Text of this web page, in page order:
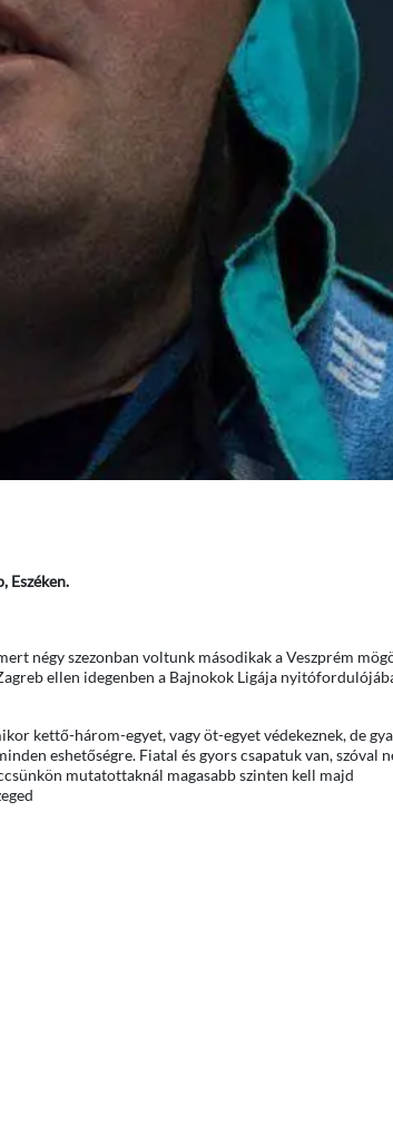
Eszéken.
négy szezonban voltunk másodikak a Veszprém
ellen idegenben a Bajnokok Ligája
kettő-három-egyet, vagy öt-egyet védekeznek, de
eshetőségre. Fiatal és gyors csapatuk van, szóval
mutatottaknál magasabb szinten kell majd